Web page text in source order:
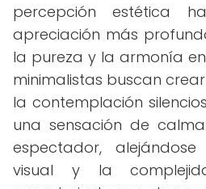
percepción estética
apreciación más
la pureza y la armonía
minimalistas buscan
la contemplación
una sensación de
espectador,
visual y la